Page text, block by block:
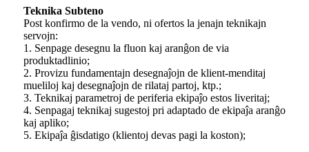
Teknika Subteno
Post konfirmo de la vendo, ni ofertos la jenajn teknikajn
servojn:
1. Senpage desegnu la fluon kaj aranĝon de via
produktadlinio;
2. Provizu fundamentajn desegnaĵojn de klient-menditaj
mueliloj kaj desegnaĵojn de rilataj partoj, ktp.;
3. Teknikaj parametroj de periferia ekipaĵo estos liveritaj;
4. Senpagaj teknikaj sugestoj pri adaptado de ekipaĵa aranĝo
kaj apliko;
5. Ekipaĵa ĝisdatigo (klientoj devas pagi la koston);